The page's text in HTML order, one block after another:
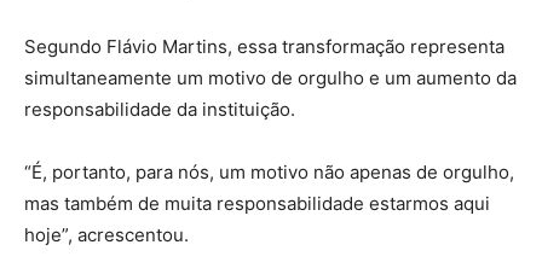
Segundo Flávio Martins, essa transformação representa
simultaneamente um motivo de orgulho e um aumento da
responsabilidade da instituição.
“É, portanto, para nós, um motivo não apenas de orgulho,
mas também de muita responsabilidade estarmos aqui
hoje”, acrescentou.